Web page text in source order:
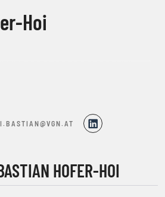
Hoi
HOFER-HOI